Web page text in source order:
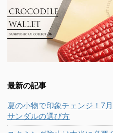
最新の記事
夏の小物で印象チェンジ！7
サンダルの選び方